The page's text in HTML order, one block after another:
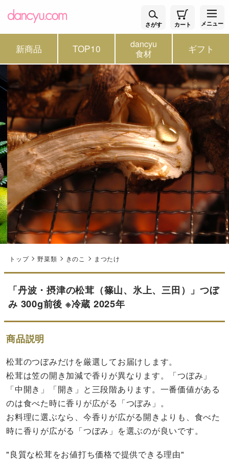
さがす カート メニュー
新商品 TOP10 dancyu
食材 ギフト
トップ 野菜類 きのこ まつたけ
「丹波・摂津の松茸（篠山、氷上、三田）」つぼ
み 300g前後 ※冷蔵 2025年
商品説明
松茸のつぼみだけを厳選してお届けします。
松茸は笠の開き加減で香りが異なります。「つぼみ」
「中開き」「開き」と三段階あります。一番価値がある
のは食べた時に香りが広がる「つぼみ」。
お料理に選ぶなら、今香りが広がる開きよりも、食べた
時に香りが広がる「つぼみ」を選ぶのが良いです。
"良質な松茸をお値打ち価格で提供できる理由"